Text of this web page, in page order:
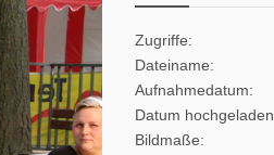
Zugriffe
Dateiname
Aufnahmedatum
Datum hochgeladen
Bildmaße